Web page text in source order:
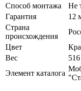
Способ монтажа
Не
Гарантия
12
Страна
происхождения
Цвет
Вес
Элемент каталога